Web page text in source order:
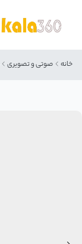
خانه صوتی و تصویری